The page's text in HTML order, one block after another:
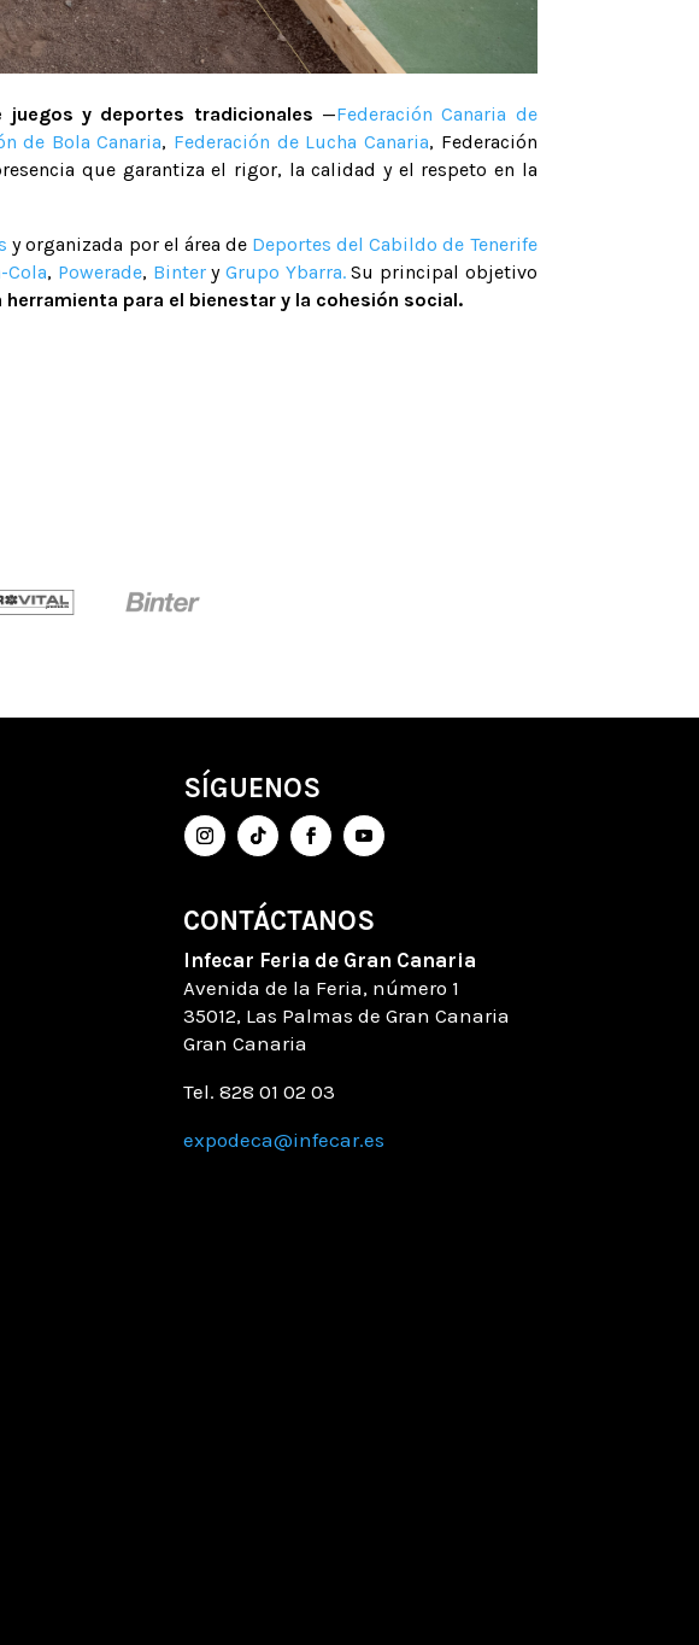
juegos y deportes tradicionales —Federación Canaria de
de Bola Canaria, Federación de Lucha Canaria, Federación
que garantiza el rigor, la calidad y el respeto en la
y organizada por el área de Deportes del Cabildo de Tenerife
Cola, Powerade, Bintery Grupo Ybarra.Su principal objetivo
para el bienestar y la cohesión social.
SÍGUENOS
CONTÁCTANOS
Infecar Feria de Gran Canaria
Avenida de la Feria, número 1
35012, Las Palmas de Gran Canaria
Gran Canaria
Tel. 828 01 02 03
expodeca@infecar.es